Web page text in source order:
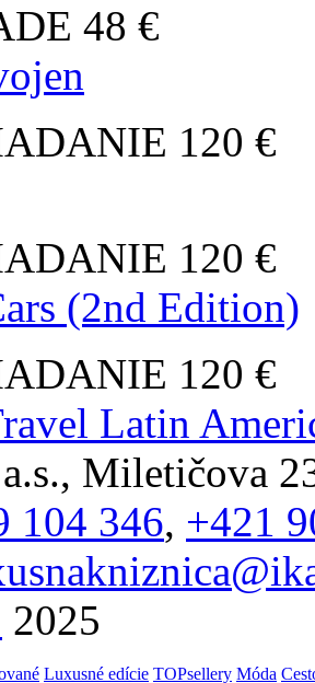
48 €
120 €
120 €
(2nd Edition)
120 €
Latin
Miletičova
104 346, +421
2025
Luxusné edície TOPsellery Móda